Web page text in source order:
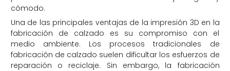
cómodo.
Una de las principales ventajas de la impresión 3D en la
fabricación de calzado es su compromiso con el
medio ambiente. Los procesos tradicionales de
fabricación de calzado suelen dificultar los esfuerzos de
reparación o reciclaje. Sin embargo, la fabricación